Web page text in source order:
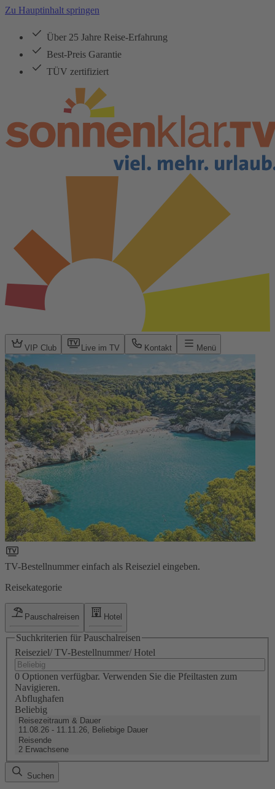
Zu Hauptinhalt springen
Über 25 Jahre Reise-Erfahrung
Best-Preis Garantie
TÜV zertifiziert
VIP Club Live im TV Kontakt Menü
TV-Bestellnummer einfach als Reiseziel eingeben.
Reisekategorie
Pauschalreisen Hotel
Suchkriterien für Pauschalreisen
Reiseziel/ TV-Bestellnummer/ Hotel
0 Optionen verfügbar. Verwenden Sie die Pfeiltasten zum
Navigieren.
Abflughafen
Beliebig
Reisezeitraum & Dauer
11.08.26 - 11.11.26, Beliebige Dauer
Reisende
2 Erwachsene
Suchen